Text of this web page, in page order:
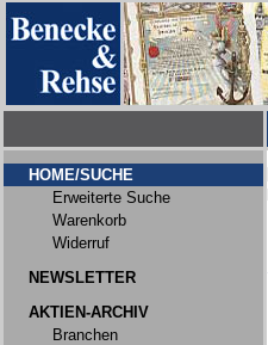
HOME/SUCHE
Erweiterte Suche
Warenkorb
Widerruf
NEWSLETTER
AKTIEN-ARCHIV
Branchen